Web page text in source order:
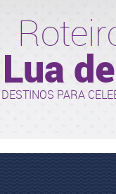
Lua
DESTINOS PARA